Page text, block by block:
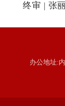
终审 | 张
办公地址: